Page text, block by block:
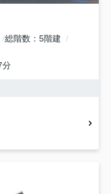
総階数
5階建
分